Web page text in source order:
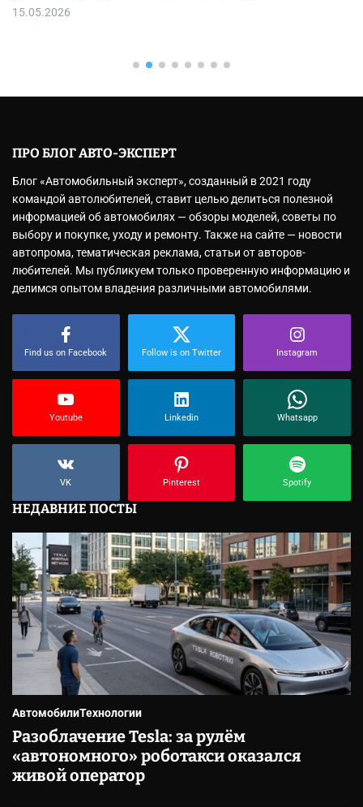
15.05.2026
ПРО БЛОГ АВТО-ЭКСПЕРТ
Блог «Автомобильный эксперт», созданный в 2021 году
командой автолюбителей, ставит целью делиться полезной
информацией об автомобилях — обзоры моделей, советы по
выбору и покупке, уходу и ремонту. Также на сайте — новости
автопрома, тематическая реклама, статьи от авторов-
любителей. Мы публикуем только проверенную информацию и
делимся опытом владения различными автомобилями.
Find us on Facebook Follow is on Twitter Instagram
Youtube Linkedin Whatsapp
VK Pinterest Spotify
НЕДАВНИЕ ПОСТЫ
АвтомобилиТехнологии
Разоблачение Tesla: за рулём
«автономного» роботакси оказался
живой оператор